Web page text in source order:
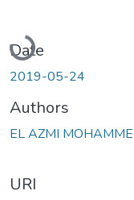
Loading...
Date
2019-05-24
Authors
EL AZMI
URI